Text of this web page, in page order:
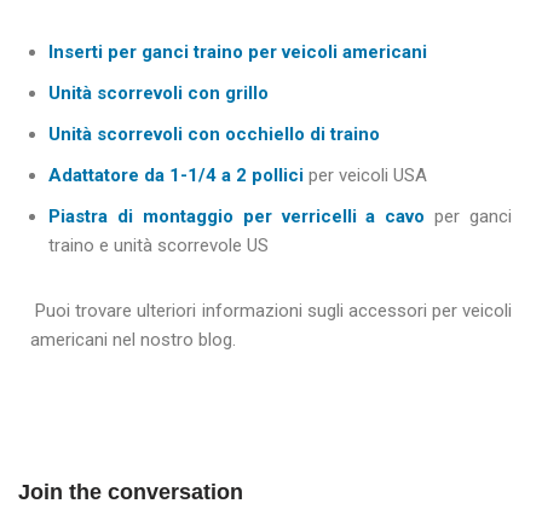
Inserti per ganci traino per veicoli americani
Unità scorrevoli con grillo
Unità scorrevoli con occhiello di traino
Adattatore da 1-1/4 a 2 pollici per veicoli USA
Piastra di montaggio per verricelli a cavo per ganci
traino e unità scorrevole US
Puoi trovare ulteriori informazioni sugli accessori per veicoli
americani nel nostro blog.
Join the conversation